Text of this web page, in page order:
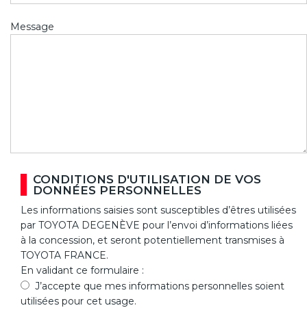
Message
CONDITIONS D'UTILISATION DE VOS
DONNÉES PERSONNELLES
Les informations saisies sont susceptibles d’êtres utilisées
par TOYOTA DEGENÈVE pour l’envoi d’informations liées
à la concession, et seront potentiellement transmises à
TOYOTA FRANCE.
En validant ce formulaire :
J’accepte que mes informations personnelles soient
utilisées pour cet usage.